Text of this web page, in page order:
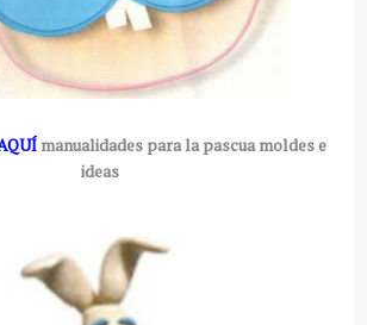
manualidades para la pascua moldes e
ideas